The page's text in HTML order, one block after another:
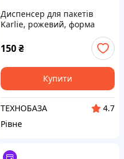
Диспенсер для пакетів
Karlie, рожевий, форма
рулоном пакетів
150₴
Купити
ТЕХНОБАЗА
4.7
Рівне